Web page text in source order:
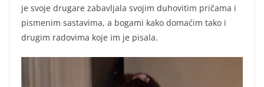
je svoje drugare zabavljala svojim duhovitim pričama i
pismenim sastavima, a bogami kako domaćim tako i
drugim radovima koje im je pisala.